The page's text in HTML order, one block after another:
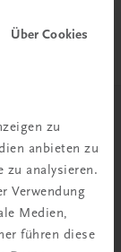
Über Cookies
zu
anbieten zu
zu analysieren.
Verwendung
Medien,
führen diese